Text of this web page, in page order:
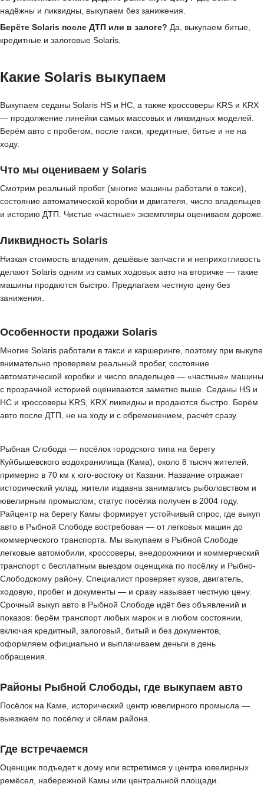
надёжны и ликвидны, выкупаем без занижения.
Берёте Solaris после ДТП или в залоге? Да, выкупаем битые,
кредитные и залоговые Solaris.
Какие Solaris выкупаем
Выкупаем седаны Solaris HS и HC, а также кроссоверы KRS и KRX
— продолжение линейки самых массовых и ликвидных моделей.
Берём авто с пробегом, после такси, кредитные, битые и не на
ходу.
Что мы оцениваем у Solaris
Смотрим реальный пробег (многие машины работали в такси),
состояние автоматической коробки и двигателя, число владельцев
и историю ДТП. Чистые «частные» экземпляры оцениваем дороже.
Ликвидность Solaris
Низкая стоимость владения, дешёвые запчасти и неприхотливость
делают Solaris одним из самых ходовых авто на вторичке — такие
машины продаются быстро. Предлагаем честную цену без
занижения.
Особенности продажи Solaris
Многие Solaris работали в такси и каршеринге, поэтому при выкупе
внимательно проверяем реальный пробег, состояние
автоматической коробки и число владельцев — «частные» машины
с прозрачной историей оцениваются заметно выше. Седаны HS и
HC и кроссоверы KRS, KRX ликвидны и продаются быстро. Берём
авто после ДТП, не на ходу и с обременением, расчёт сразу.
Рыбная Слобода — посёлок городского типа на берегу
Куйбышевского водохранилища (Кама), около 8 тысяч жителей,
примерно в 70 км к юго-востоку от Казани. Название отражает
исторический уклад: жители издавна занимались рыболовством и
ювелирным промыслом; статус посёлка получен в 2004 году.
Райцентр на берегу Камы формирует устойчивый спрос, где выкуп
авто в Рыбной Слободе востребован — от легковых машин до
коммерческого транспорта. Мы выкупаем в Рыбной Слободе
легковые автомобили, кроссоверы, внедорожники и коммерческий
транспорт с бесплатным выездом оценщика по посёлку и Рыбно-
Слободскому району. Специалист проверяет кузов, двигатель,
ходовую, пробег и документы — и сразу называет честную цену.
Срочный выкуп авто в Рыбной Слободе идёт без объявлений и
показов: берём транспорт любых марок и в любом состоянии,
включая кредитный, залоговый, битый и без документов,
оформляем официально и выплачиваем деньги в день
обращения.
Районы Рыбной Слободы, где выкупаем авто
Посёлок на Каме, исторический центр ювелирного промысла —
выезжаем по посёлку и сёлам района.
Где встречаемся
Оценщик подъедет к дому или встретимся у центра ювелирных
ремёсел, набережной Камы или центральной площади.